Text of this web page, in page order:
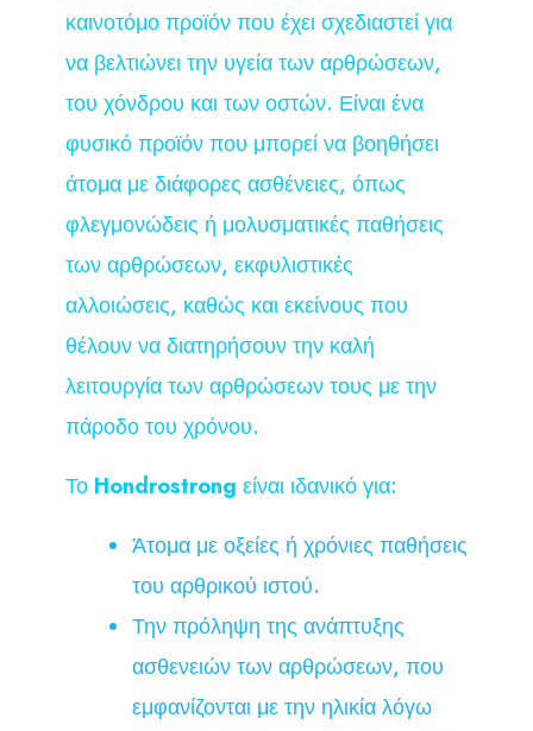
καινοτόμο προϊόν που έχει σχεδιαστεί για
να βελτιώνει την υγεία των αρθρώσεων,
του χόνδρου και των οστών. Είναι ένα
φυσικό προϊόν που μπορεί να βοηθήσει
άτομα με διάφορες ασθένειες, όπως
φλεγμονώδεις ή μολυσματικές παθήσεις
των αρθρώσεων, εκφυλιστικές
αλλοιώσεις, καθώς και εκείνους που
θέλουν να διατηρήσουν την καλή
λειτουργία των αρθρώσεων τους με την
πάροδο του χρόνου.
Το Hondrostrong είναι ιδανικό για:
Άτομα με οξείες ή χρόνιες παθήσεις
του αρθρικού ιστού.
Την πρόληψη της ανάπτυξης
ασθενειών των αρθρώσεων, που
εμφανίζονται με την ηλικία λόγω